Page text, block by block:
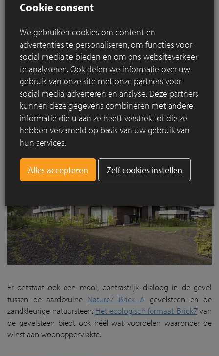
Inherent aan het stedenbouwkundig concept is dat de
gebouwen zo geplaatst zijn dat er aan de kant van de
hoofdstraat ‘Drie Eikenstraat’ een frivole en lichte gevel
ontstaat. Dit zorgt aan de kopse zijden van de gebouwen
voor het nodige ruimtegevoel en transparantie naar de
achterliggende zones.
Er ontstaat ook een mooi, contrastrijk dialoog in de gevel
tussen de aardbruine Nature7 Brick A gevelsteen en de
zandkleurige natuursteen. Het ecologisch formaat ‘Brick7’van
de gevelsteen biedt ook héél wat voordelen waaronder de
winst aan woonoppervlakte.
Cookie consent
We gebruiken cookies om content en
advertenties te personaliseren, om functies voor
social media te bieden en om ons websiteverkeer
te analyseren. Ook delen we informatie over uw
gebruik van onze site met onze partners voor
social media, adverteren en analyse. Deze partners
kunnen deze gegevens combineren met andere
informatie die u aan ze heeft verstrekt of die ze
hebben verzameld op basis van uw gebruik van
hun services.
Zelf cookies instellen